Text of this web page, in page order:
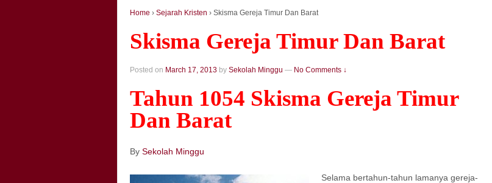
Home › Sejarah Kristen › Skisma Gereja Timur Dan Barat
Skisma Gereja Timur Dan Barat
Posted on March 17, 2013 by Sekolah Minggu — No Comments ↓
Tahun 1054 Skisma Gereja Timur
Dan Barat
By Sekolah Minggu
Selama bertahun-tahun lamanya gereja-